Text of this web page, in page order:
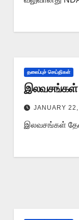
தலைப்புச் செய்திகள்
இலவசங்கள்
JANUARY
இலவசங்கள்